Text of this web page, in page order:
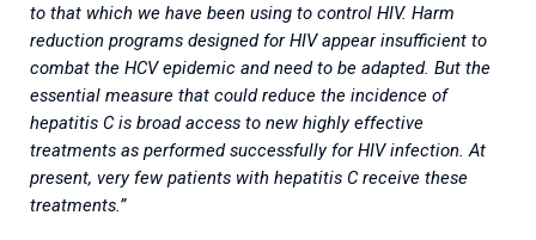
to that which we have been using to control HIV. Harm
reduction programs designed for HIV appear insufficient to
combat the HCV epidemic and need to be adapted. But the
essential measure that could reduce the incidence of
hepatitis C is broad access to new highly effective
treatments as performed successfully for HIV infection. At
present, very few patients with hepatitis C receive these
treatments.”